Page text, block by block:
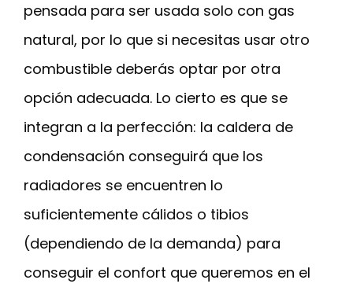
pensada para ser usada solo con gas
natural, por lo que si necesitas usar otro
combustible deberás optar por otra
opción adecuada. Lo cierto es que se
integran a la perfección: la caldera de
condensación conseguirá que los
radiadores se encuentren lo
suficientemente cálidos o tibios
(dependiendo de la demanda) para
conseguir el confort que queremos en el